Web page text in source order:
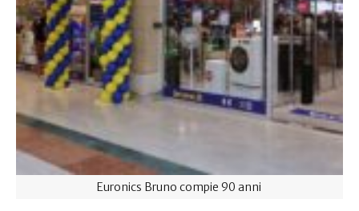
Euronics Bruno compie 90 anni